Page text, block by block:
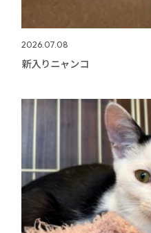
2026.07.08
新入りニャンコ